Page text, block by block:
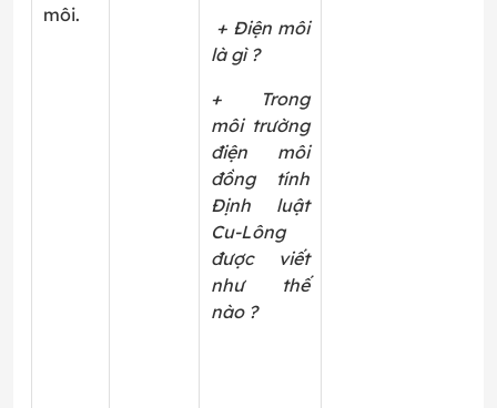
môi.
+ Điện môi
là gì ?
+ Trong
môi trường
điện môi
đồng tính
Định luật
Cu-Lông
được viết
như thế
nào ?